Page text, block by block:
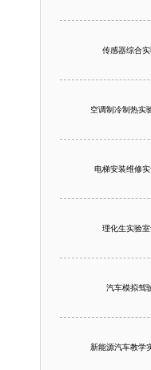
传感器综合实
空调制冷制热实
电梯安装维修
理化生实验
汽车模拟驾
新能源汽车教学